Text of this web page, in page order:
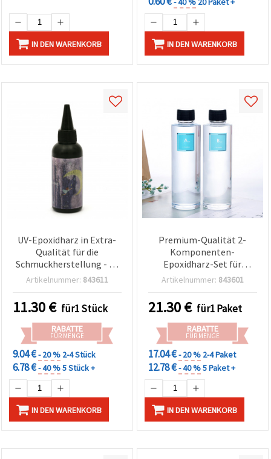
IN DEN WARENKORB IN DEN WARENKORB
UV-Epoxidharz in Extra-
Qualität für die
Schmuckherstellung - 50
g (1,76 oz), ultraklar,
härtend, Hochglanz, für
Gießformen, Anhänger &
DIY-Resin-Basteln
Artikelnummer: 843611
11.30€ für1 Stück
RABATTE
FÜR MENGE
9.04 €- 20 % 2-4 Stück
6.78 €- 40 %5 Stück +
IN DEN WARENKORB
Premium-Qualität 2-
Komponenten-
Epoxidharz-Set für
Schmuckherstellung &
Mischungsverhältnis A/B
1:1, 560 g
Artikelnummer: 843601
21.30€ für1 Paket
RABATTE
FÜR MENGE
17.04 €- 20 % 2-4 Paket
12.78 €- 40 %5 Paket +
IN DEN WARENKORB